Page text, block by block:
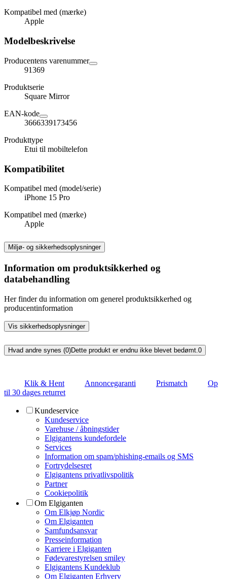
Kompatibel med (mærke)
Apple
Modelbeskrivelse
Producentens varenummer
91369
Produktserie
Square Mirror
EAN-kode
3666339173456
Produkttype
Etui til mobiltelefon
Kompatibilitet
Kompatibel med (model/serie)
iPhone 15 Pro
Kompatibel med (mærke)
Apple
Miljø- og sikkerhedsoplysninger
Information om produktsikkerhed og
databehandling
Her finder du information om generel produktsikkerhed og
producentinformation
Vis sikkerhedsoplysninger
Hvad andre synes (0)Dette produkt er endnu ikke blevet bedømt. 0
Klik & Hent Annoncegaranti Prismatch
Op
til 30 dages returret
Kundeservice
Kundeservice
Varehuse / åbningstider
Elgigantens kundefordele
Services
Information om spam/phishing-emails og SMS
Fortrydelsesret
Elgigantens privatlivspolitik
Partner
Cookiepolitik
Om Elgiganten
Om Elkjøp Nordic
Om Elgiganten
Samfundsansvar
Presseinformation
Karriere i Elgiganten
Fødevarestyrelsen smiley
Elgigantens Kundeklub
Om Elgiganten Erhverv